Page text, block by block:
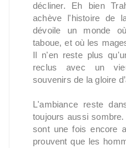
décliner. Eh bien
achève l'histoire de
dévoile un monde
taboue, et où les
Il n'en reste plus
reclus avec un
souvenirs de la gloire
L'ambiance reste
toujours aussi
sont une fois encore
prouvent que les